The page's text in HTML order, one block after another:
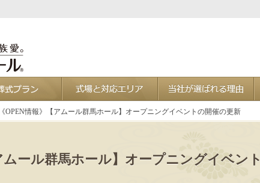
ムール群馬ホール】オープニングイベント
《OPEN情報》【アムール群馬ホール】オープニングイベントの開催の更新